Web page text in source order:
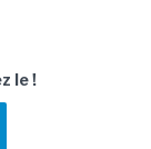
le !